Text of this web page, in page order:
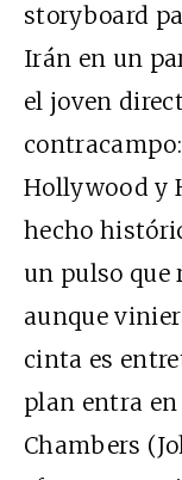
storyboard
Irán en un
el joven
Hollywood y
hecho
un pulso que
aunque
cinta es
plan entra en
Chambers